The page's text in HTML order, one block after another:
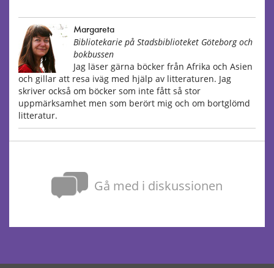
Margareta
Bibliotekarie på Stadsbiblioteket Göteborg och
bokbussen
Jag läser gärna böcker från Afrika och Asien
och gillar att resa iväg med hjälp av litteraturen. Jag
skriver också om böcker som inte fått så stor
uppmärksamhet men som berört mig och om bortglömd
litteratur.
Gå med i diskussionen